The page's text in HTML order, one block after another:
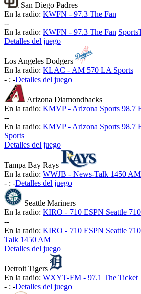
San Diego Padres
En la radio: KWFN - 97.3 The Fan
--
En la radio: KWFN - 97.3 The Fan
Detalles del juego
Los Angeles Dodgers
En la radio: KLAC - AM 570 LA Sports
- : -Detalles del juego
Arizona Diamondbacks
En la radio: KMVP - Arizona Sports 98.7
--
En la radio: KMVP - Arizona Sports 98.7
Sports
Detalles del juego
Tampa Bay Rays
En la radio: WWJB - News-Talk 1450 AM
- : -Detalles del juego
Seattle Mariners
En la radio: KIRO - 710 ESPN Seattle
--
En la radio: KIRO - 710 ESPN Seattle
Talk 1450 AM
Detalles del juego
Detroit Tigers
En la radio: WXYT-FM - 97.1 The Ticket
- : -Detalles del juego